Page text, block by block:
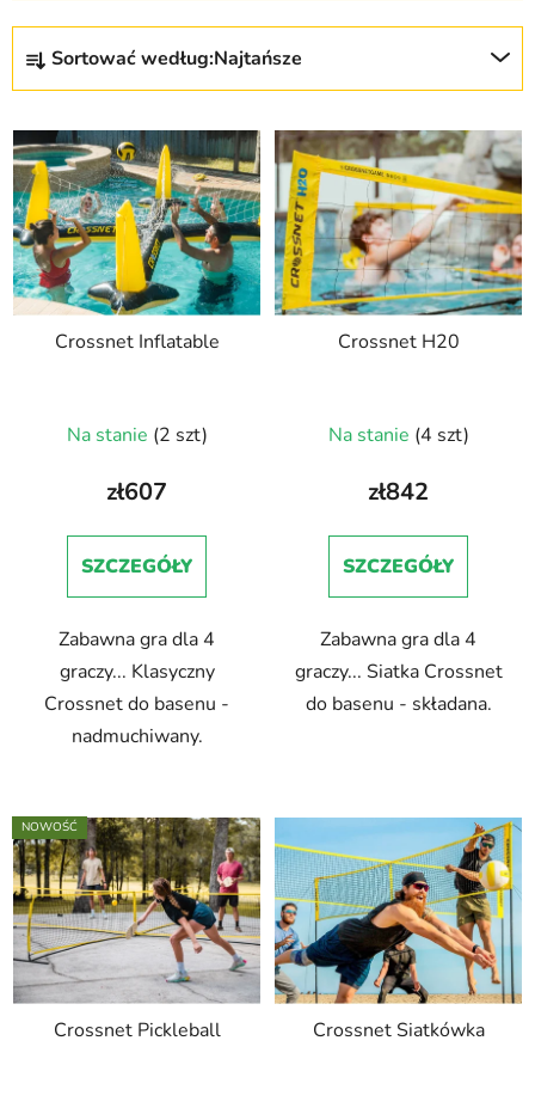
S
o
r
t
o
w
a
n
i
e
Sortować według:Najtańsze
L
i
s
t
a
p
r
Crossnet Inflatable
Na stanie (2 szt)
zł607
SZCZEGÓŁY
Zabawna gra dla 4
graczy... Klasyczny
Crossnet do basenu -
nadmuchiwany.
Crossnet H20
Na stanie (4 szt)
zł842
SZCZEGÓŁY
Zabawna gra dla 4
graczy... Siatka Crossnet
do basenu - składana.
NOWOŚĆ
Crossnet Pickleball Crossnet Siatkówka